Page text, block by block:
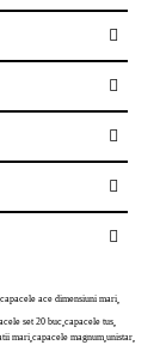
capacele ace dimensiuni mari,
set 20 buc,capacele tus,
mari,capacele magnum,unistar,